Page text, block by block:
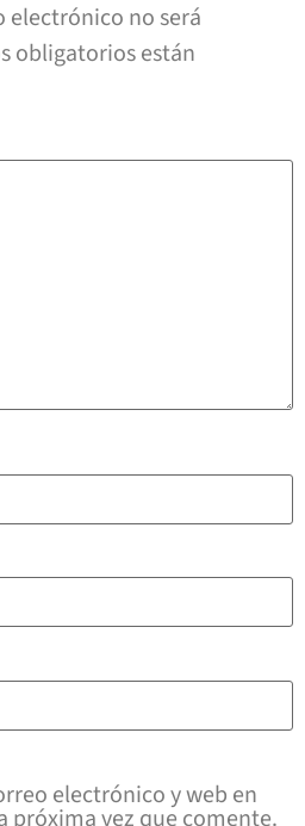
electrónico no será
obligatorios están
electrónico y web en
próxima vez que comente.